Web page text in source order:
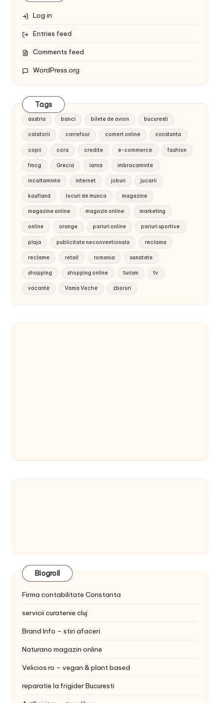
Log in
Entries feed
Comments feed
WordPress.org
Tags
austria banci bilete de avion bucuresti
calatorii carrefour comert online constanta
copii cora credite e-commerce fashion
fmcg Grecia iarna imbracaminte
incaltaminte internet joburi jucarii
kaufland locuri de munca magazine
magazine online magazin online marketing
online orange pariuri online pariuri sportive
plaja publicitate neconventionala reclama
reclame retail romania sanatate
shopping shopping online turism tv
vacante Vama Veche zboruri
Blogroll
Firma contabilitate Constanta
servicii curatenie cluj
Brand Info – stiri afaceri
Naturano magazin online
Velicios.ro – vegan & plant based
reparatie la frigider Bucuresti